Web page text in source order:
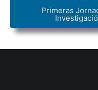
Primeras